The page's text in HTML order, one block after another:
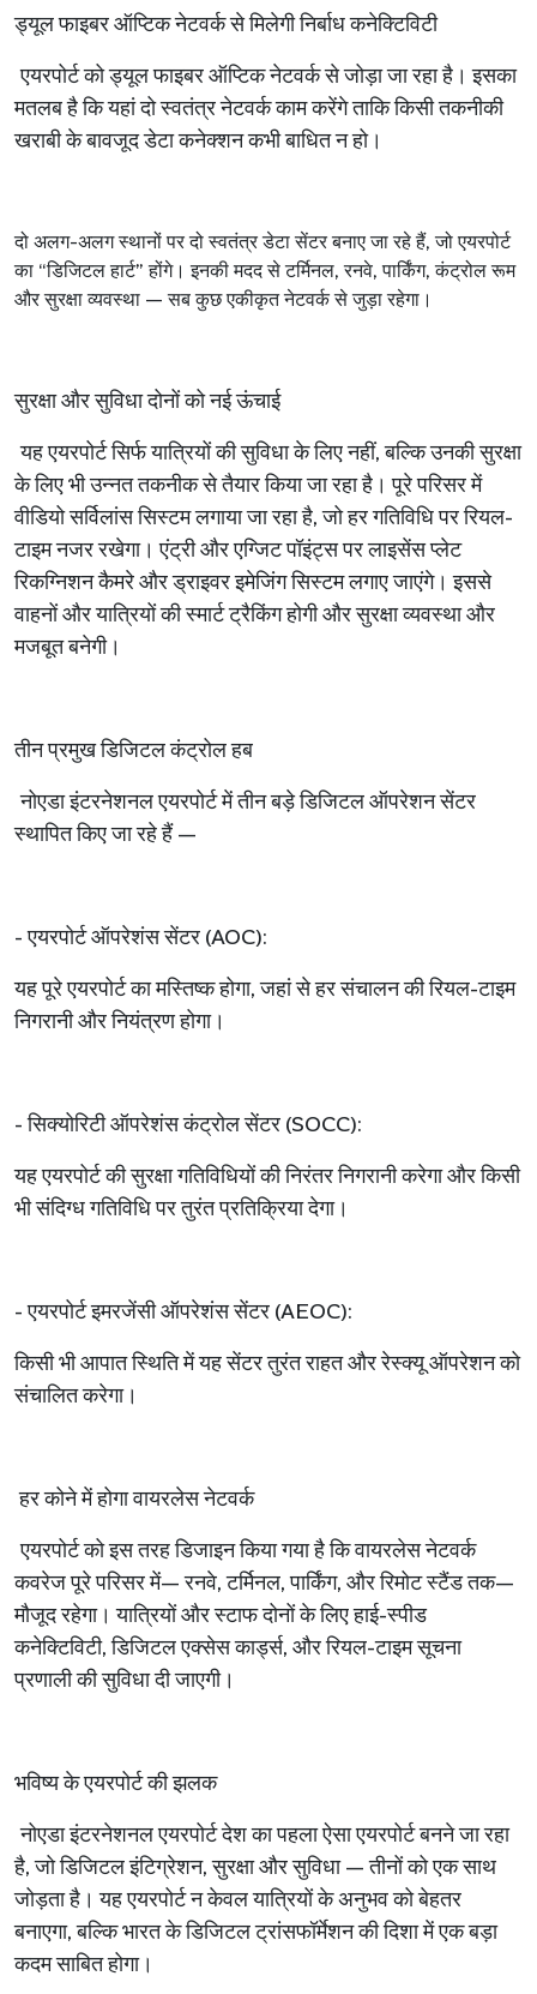
ड्यूलफाइबरऑप्टिकनेटवर्कसेमिलेगीनिर्बाधकनेक्टिविटी
एयरपोर्टकोड्यूलफाइबरऑप्टिकनेटवर्कसेजोड़ाजारहाहै। इसका
मतलबहैकियहांदोस्वतंत्रनेटवर्ककामकरेंगेताकिकिसीतकनीकी
खराबीकेबावजूदडेटाकनेक्शनकभीबाधितनहो।
दोअलग-अलगस्थानोंपरदोस्वतंत्रडेटासेंटरबनाएजारहेहैं,जोएयरपोर्ट
का “डिजिटलहार्ट”होंगे। इनकीमददसेटर्मिनल,रनवे,पार्किंग,कंट्रोलरूम
औरसुरक्षाव्यवस्था —सबकुछएकीकृतनेटवर्कसेजुड़ारहेगा।
सुरक्षाऔरसुविधादोनोंकोनईऊंचाई
यहएयरपोर्टसिर्फयात्रियोंकीसुविधाकेलिएनहीं,बल्किउनकीसुरक्षा
केलिएभीउन्नततकनीकसेतैयारकियाजारहाहै। पूरेपरिसरमें
वीडियोसर्विलांससिस्टमलगायाजारहाहै,जोहरगतिविधिपररियल-
टाइमनजररखेगा। एंट्रीऔरएग्जिटपॉइंट्सपरलाइसेंसप्लेट
रिकग्निशनकैमरेऔरड्राइवरइमेजिंगसिस्टमलगाएजाएंगे। इससे
वाहनोंऔरयात्रियोंकीस्मार्टट्रैकिंगहोगीऔरसुरक्षाव्यवस्थाऔर
मजबूतबनेगी।
तीनप्रमुखडिजिटलकंट्रोलहब
नोएडाइंटरनेशनलएयरपोर्टमेंतीनबड़ेडिजिटलऑपरेशनसेंटर
स्थापितकिएजारहेहैं—
-एयरपोर्टऑपरेशंससेंटर (AOC):
यहपूरेएयरपोर्टकामस्तिष्कहोगा,जहांसेहरसंचालनकीरियल-टाइम
निगरानीऔरनियंत्रणहोगा।
-सिक्योरिटीऑपरेशंसकंट्रोलसेंटर (SOCC):
यहएयरपोर्टकीसुरक्षागतिविधियोंकीनिरंतरनिगरानीकरेगाऔरकिसी
भीसंदिग्धगतिविधिपरतुरंतप्रतिक्रियादेगा।
-एयरपोर्टइमरजेंसीऑपरेशंससेंटर (AEOC):
किसीभीआपातस्थितिमेंयहसेंटरतुरंतराहतऔररेस्क्यूऑपरेशनको
संचालितकरेगा।
हरकोनेमेंहोगावायरलेसनेटवर्क
एयरपोर्टकोइसतरहडिजाइनकियागयाहैकिवायरलेसनेटवर्क
कवरेजपूरेपरिसरमें—रनवे,टर्मिनल,पार्किंग, औररिमोटस्टैंडतक—
मौजूदरहेगा। यात्रियोंऔरस्टाफदोनोंकेलिएहाई-स्पीड
कनेक्टिविटी,डिजिटलएक्सेसकार्ड्स, औररियल-टाइमसूचना
प्रणालीकीसुविधादीजाएगी।
भविष्यकेएयरपोर्टकीझलक
नोएडाइंटरनेशनलएयरपोर्टदेशकापहलाऐसाएयरपोर्टबननेजारहा
है,जोडिजिटलइंटिग्रेशन,सुरक्षाऔरसुविधा—तीनोंकोएकसाथ
जोड़ताहै। यहएयरपोर्टनकेवलयात्रियोंकेअनुभवकोबेहतर
बनाएगा,बल्किभारतकेडिजिटलट्रांसफॉर्मेशनकीदिशामेंएकबड़ा
कदमसाबितहोगा।